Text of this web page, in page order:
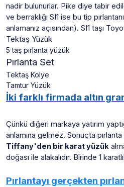
nadir bulunurlar. Pike diye tabir
ve berraklığı SI1 ise bu tip
anlamanız açısından). SI1 taşı
Tektaş Yüzük
5 taş pırlanta yüzük
Pırlanta Set
Tektaş Kolye
Tamtur Yüzük
İki farklı firmada altın
Çünkü diğeri markaya yatırım
anlamına gelmez. Sonuçta
Tiffany'den bir karat yüzük
doğası ile alakalıdır. Birinde 1
Pırlantayı gerçekten